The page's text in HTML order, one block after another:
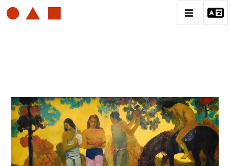
BIOGRAPHIE
CATALOGUE DES OEUVRES
ESTAMPE